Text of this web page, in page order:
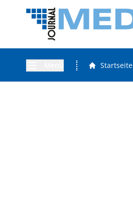
Startseite